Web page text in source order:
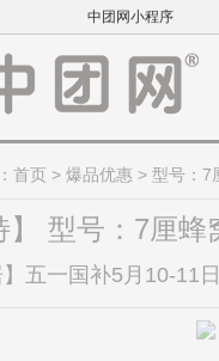
中团网小程序
首页 > 爆品优惠 > 型号：7
】 型号：7厘蜂
】五一国补5月10-11